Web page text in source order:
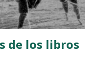
de los libros